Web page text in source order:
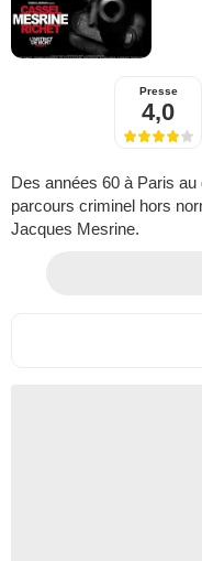
Presse
4,0
Des années 60 à Paris
parcours criminel hors
Jacques Mesrine.